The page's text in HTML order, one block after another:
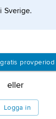
Sverige.
provperiod
eller
Logga in